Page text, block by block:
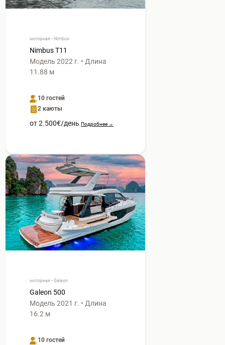
моторная • Nimbus
Nimbus T11
Модель 2022 г. • Длина
11.88 м
10 гостей
2 каюты
от 2.500€/день Подробнее →
моторная • Galeon
Galeon 500
Модель 2021 г. • Длина
16.2 м
10 гостей